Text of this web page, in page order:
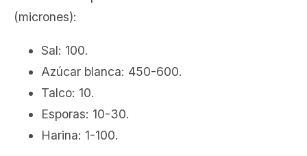
(micrones):
Sal: 100.
Azúcar blanca: 450-600.
Talco: 10.
Esporas: 10-30.
Harina: 1-100.